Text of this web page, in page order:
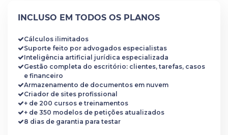
INCLUSO EM TODOS OS PLANOS
Cálculos ilimitados
Suporte feito por advogados especialistas
Inteligência artificial jurídica especializada
Gestão completa do escritório: clientes, tarefas, casos
e financeiro
Armazenamento de documentos em nuvem
Criador de sites profissional
+ de 200 cursos e treinamentos
+ de 350 modelos de petições atualizados
8 dias de garantia para testar